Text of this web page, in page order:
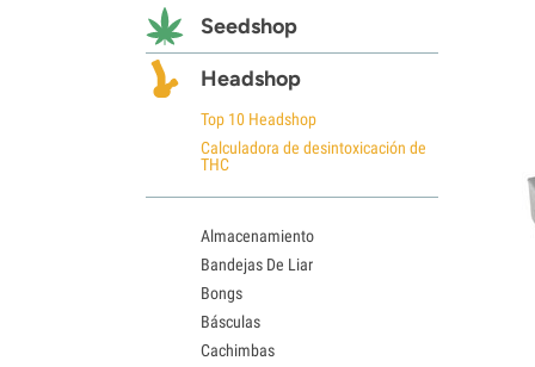
Seedshop
Headshop
Top 10 Headshop
Calculadora de desintoxicación de
THC
Almacenamiento
Bandejas De Liar
Bongs
Básculas
Cachimbas